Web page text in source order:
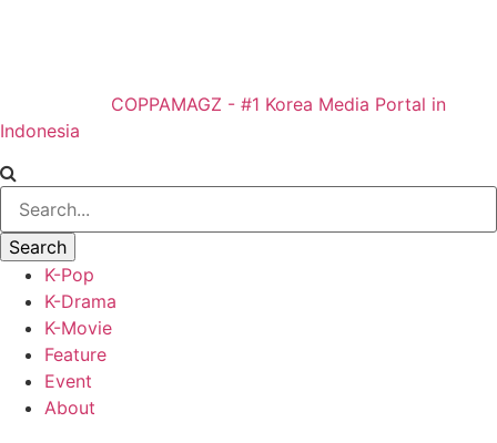
COPPAMAGZ - #1 Korea Media Portal in
Indonesia
K-Pop
K-Drama
K-Movie
Feature
Event
About